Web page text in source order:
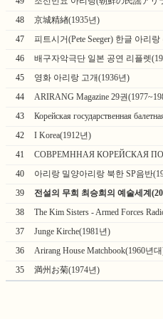
48
京城精緖(1935년)
47
피트시거(Pete Seeger) 한글 아리
46
배구자악극단 일본 공연 리플렛
45
영화 아리랑 고개(1936년)
44
ARIRANG Magazine 29권
43
Корейская государственная
42
I Korea(1912년)
41
СОВРЕМННАЯ КОРЕЙСКАЯ
40
아리랑 밀양아리랑 북한 SP음반
39
전설의 무희 최승희의 예술세계
38
The Kim Sisters - Armed Forces
37
Junge Kirche(1981년)
36
Arirang House Matchbook(1960년
35
満州お菊(1974년)